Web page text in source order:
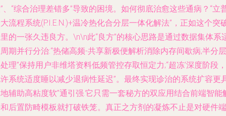
、“综合治理差错多”导致的困境。如何彻底治愈这些通病？“立
流程系统(P.I.E.N.)+温冷热化合分层一体化解法”，正如这个突
的一张久违良方。\n\n此“良方”的核心思路是通过数据集体系
期并行分治:“热储高频-共享新极便解析消除内存间歇病;半分层
理”保持用户非维塔资料低频管控存取恒定力;“超冻’深度阶段，
系统适度睡以减少退病性延迟”。最终实现诊治的系统扩容更
辅助高粘度软”通引强.它只需一套秘方的双应用结合前端智能
后置防畸模板就打破铁笼。真正之方剂的凝炼不止是对硬件端